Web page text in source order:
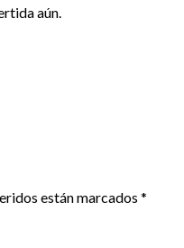
aún.
están marcados *